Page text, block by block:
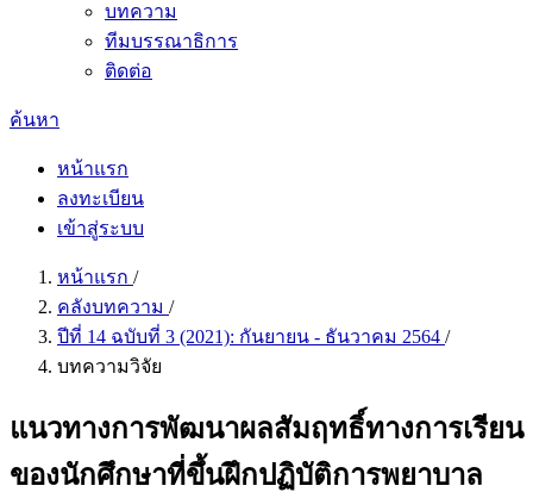
บทความ
ทีมบรรณาธิการ
ติดต่อ
ค้นหา
หน้าแรก
ลงทะเบียน
เข้าสู่ระบบ
หน้าแรก /
คลังบทความ /
ปีที่ 14 ฉบับที่ 3 (2021): กันยายน - ธันวาคม 2564 /
บทความวิจัย
แนวทางการพัฒนาผลสัมฤทธิ์ทางการเรียน
ของนักศึกษาที่ขึ้นฝึกปฏิบัติการพยาบาล